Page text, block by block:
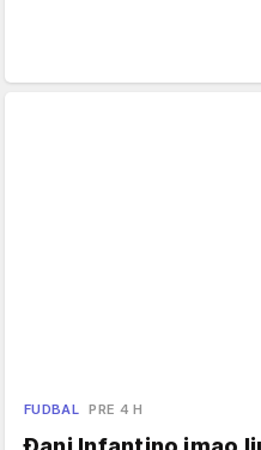
FUDBAL PRE 4 H